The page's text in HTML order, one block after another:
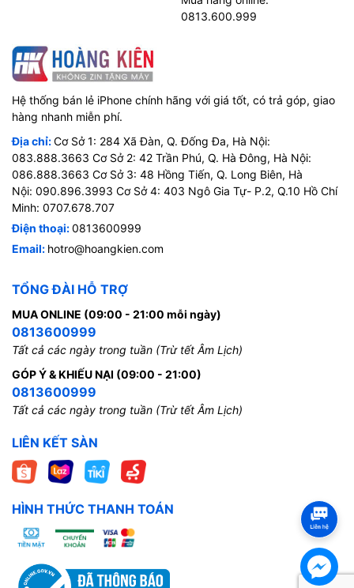
0813.600.999
Hệ thống bán lẻ iPhone chính hãng với giá tốt, có trả góp, giao
hàng nhanh miễn phí.
Địa chỉ:Cơ Sở 1: 284 Xã Đàn, Q. Đống Đa, Hà Nội:
083.888.3663 Cơ Sở 2: 42 Trần Phú, Q. Hà Đông, Hà Nội:
086.888.3663 Cơ Sở 3: 48 Hồng Tiến, Q. Long Biên, Hà
Nội: 090.896.3993 Cơ Sở 4: 403 Ngô Gia Tự- P.2, Q.10 Hồ Chí
Minh: 0707.678.707
Điện thoại:0813600999
Email: hotro@hoangkien.com
TỔNG ĐÀI HỖ TRỢ
MUA ONLINE (09:00 - 21:00 mỗi ngày)
0813600999
Tất cả các ngày trong tuần (Trừ tết Âm Lịch)
GÓP Ý & KHIẾU NẠI (09:00 - 21:00)
0813600999
Tất cả các ngày trong tuần (Trừ tết Âm Lịch)
LIÊN KẾT SÀN
HÌNH THỨC THANH TOÁN